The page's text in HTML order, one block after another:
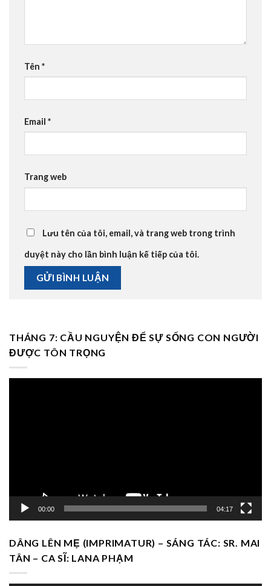
Tên *
Email *
Trang web
Lưu tên của tôi, email, và trang web trong trình
duyệt này cho lần bình luận kế tiếp của tôi.
THÁNG 7: CẦU NGUYỆN ĐỂ SỰ SỐNG CON NGƯỜI
ĐƯỢC TÔN TRỌNG
00:00 04:17
DÂNG LÊN MẸ (IMPRIMATUR) – SÁNG TÁC: SR. MAI
TÂN – CA SĨ: LANA PHẠM